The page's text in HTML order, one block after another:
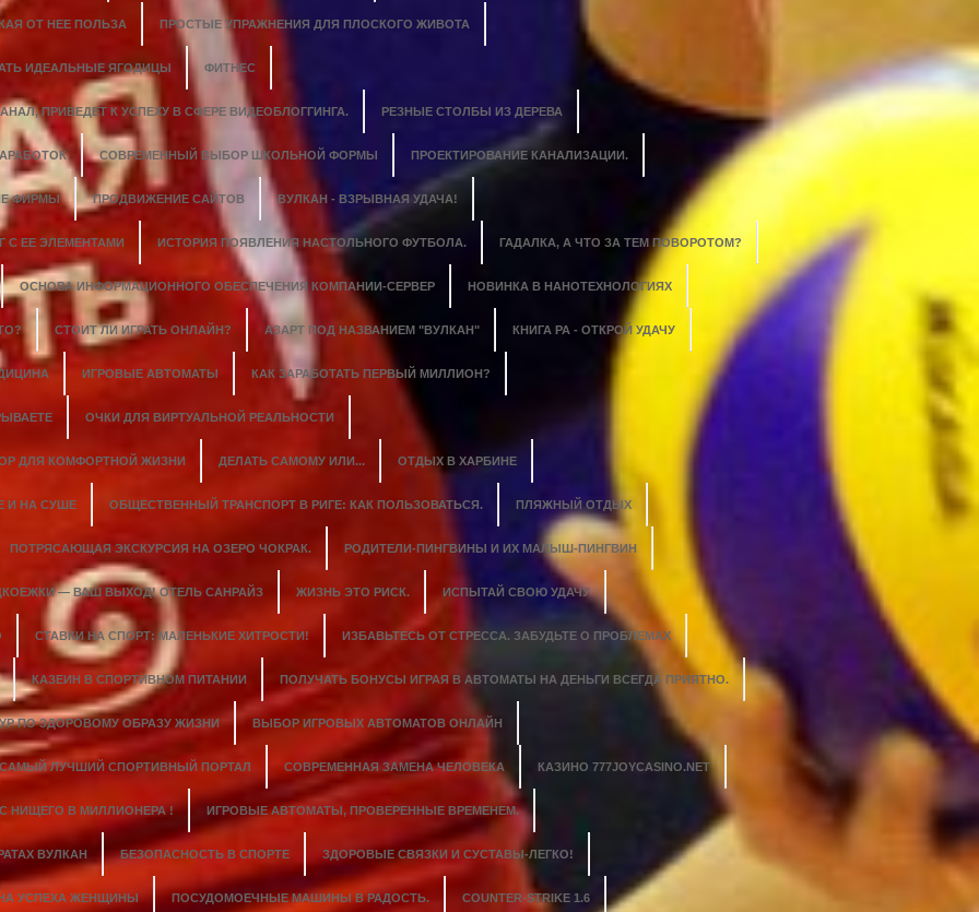
ОТ НЕЕ ПОЛЬЗА ПРОСТЫЕ УПРАЖНЕНИЯ ДЛЯ ПЛОСКОГО ЖИВОТА
ИДЕАЛЬНЫЕ ЯГОДИЦЫ ФИТНЕС
ПРИВЕДЕТ К УСПЕХУ В СФЕРЕ ВИДЕОБЛОГГИНГА. РЕЗНЫЕ СТОЛБЫ ИЗ ДЕРЕВА
СОВРЕМЕННЫЙ ВЫБОР ШКОЛЬНОЙ ФОРМЫ ПРОЕКТИРОВАНИЕ КАНАЛИЗАЦИИ.
ФИРМЫ ПРОДВИЖЕНИЕ САЙТОВ ВУЛКАН - ВЗРЫВНАЯ УДАЧА!
С ЕЕ ЭЛЕМЕНТАМИ ИСТОРИЯ ПОЯВЛЕНИЯ НАСТОЛЬНОГО ФУТБОЛА. ГАДАЛКА, А ЧТО ЗА ТЕМ ПОВОРОТОМ?
ОСНОВА ИНФОРМАЦИОННОГО ОБЕСПЕЧЕНИЯ КОМПАНИИ-СЕРВЕР НОВИНКА В НАНОТЕХНОЛОГИЯХ
СТОИТ ЛИ ИГРАТЬ ОНЛАЙН? АЗАРТ ПОД НАЗВАНИЕМ "ВУЛКАН" КНИГА РА - ОТКРОЙ УДАЧУ
ИГРОВЫЕ АВТОМАТЫ КАК ЗАРАБОТАТЬ ПЕРВЫЙ МИЛЛИОН?
ОЧКИ ДЛЯ ВИРТУАЛЬНОЙ РЕАЛЬНОСТИ
ДЛЯ КОМФОРТНОЙ ЖИЗНИ ДЕЛАТЬ САМОМУ ИЛИ... ОТДЫХ В ХАРБИНЕ
И НА СУШЕ ОБЩЕСТВЕННЫЙ ТРАНСПОРТ В РИГЕ: КАК ПОЛЬЗОВАТЬСЯ. ПЛЯЖНЫЙ ОТДЫХ
ПОТРЯСАЮЩАЯ ЭКСКУРСИЯ НА ОЗЕРО ЧОКРАК. РОДИТЕЛИ-ПИНГВИНЫ И ИХ МАЛЫШ-ПИНГВИН
— ВАШ ВЫХОД! ОТЕЛЬ САНРАЙЗ ЖИЗНЬ ЭТО РИСК. ИСПЫТАЙ СВОЮ УДАЧУ
СТАВКИ НА СПОРТ: МАЛЕНЬКИЕ ХИТРОСТИ! ИЗБАВЬТЕСЬ ОТ СТРЕССА. ЗАБУДЬТЕ О ПРОБЛЕМАХ
КАЗЕИН В СПОРТИВНОМ ПИТАНИИ ПОЛУЧАТЬ БОНУСЫ ИГРАЯ В АВТОМАТЫ НА ДЕНЬГИ ВСЕГДА ПРИЯТНО.
ПО ЗДОРОВОМУ ОБРАЗУ ЖИЗНИ ВЫБОР ИГРОВЫХ АВТОМАТОВ ОНЛАЙН
САМЫЙ ЛУЧШИЙ СПОРТИВНЫЙ ПОРТАЛ СОВРЕМЕННАЯ ЗАМЕНА ЧЕЛОВЕКА КАЗИНО 777JOYCASINO.NET
C НИЩЕГО В МИЛЛИОНЕРА ! ИГРОВЫЕ АВТОМАТЫ, ПРОВЕРЕННЫЕ ВРЕМЕНЕМ.
ВУЛКАН БЕЗОПАСНОСТЬ В СПОРТЕ ЗДОРОВЫЕ СВЯЗКИ И СУСТАВЫ-ЛЕГКО!
УСПЕХА ЖЕНЩИНЫ ПОСУДОМОЕЧНЫЕ МАШИНЫ В РАДОСТЬ. COUNTER-STRIKE 1.6